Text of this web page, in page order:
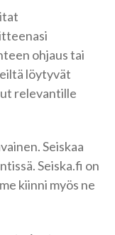
ohjaus tai
löytyvät
relevantille
Seiskaa
Seiska.fi on
kiinni myös ne